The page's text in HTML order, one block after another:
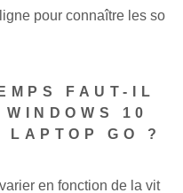
pour connaître les so
FAUT-IL
10
LAPTOP GO ?
en fonction de la vit